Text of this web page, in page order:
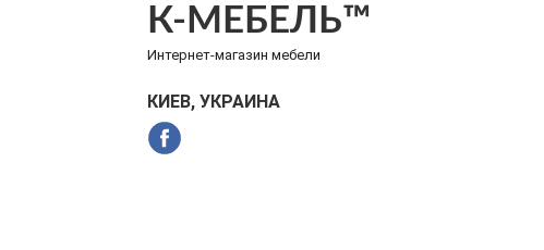
К-МЕБЕЛЬ™
Интернет-магазин мебели
КИЕВ, УКРАИНА